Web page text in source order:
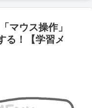
マウス操作」
る！【学習メ